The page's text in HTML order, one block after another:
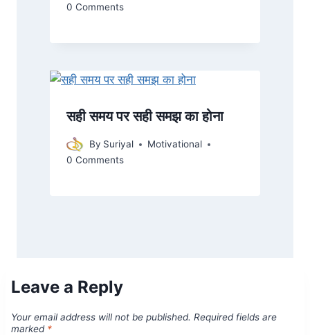
0 Comments
सही समय पर सही समझ का होना
By Suriyal
Motivational
0 Comments
Leave a Reply
Your email address will not be published. Required fields are
marked *